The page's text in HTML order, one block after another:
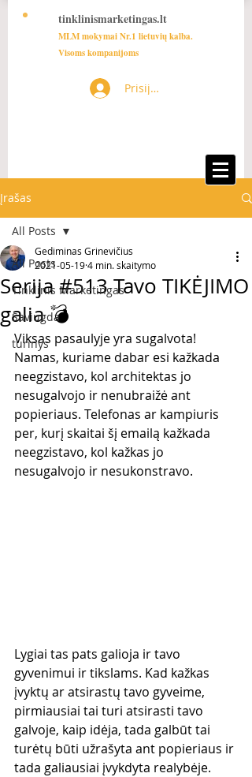
tinklinismarketingas.lt
MLM mokymai Nr.1 lietuvių kalba.
Visoms kompanijoms
Prisijungti
Įrašas
All Posts
Tinklinis Marketingas
Saviugda
turinys
All Posts
Serija #513 Tavo TIKĖJIMO
galia 💣
Gediminas Grinevičius
2021-05-194 min. skaitymo
Viksas pasaulyje yra sugalvota!
Namas, kuriame dabar esi kažkada
neegzistavo, kol architektas jo
nesugalvojo ir nenubraižė ant
popieriaus. Telefonas ar kampiuris
per, kurį skaitai šį emailą kažkada
neegzistavo, kol kažkas jo
nesugalvojo ir nesukonstravo.
Lygiai tas pats galioja ir tavo
gyvenimui ir tikslams. Kad kažkas
įvyktų ar atsirastų tavo gyveime,
pirmiausiai tai turi atsirasti tavo
galvoje, kaip idėja, tada galbūt tai
turėtų būti užrašyta ant popieriaus ir
tada galiausiai įvykdyta realybėje.